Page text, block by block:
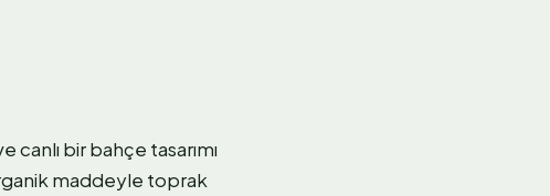
canlı bir bahçe tasarımı
maddeyle toprak